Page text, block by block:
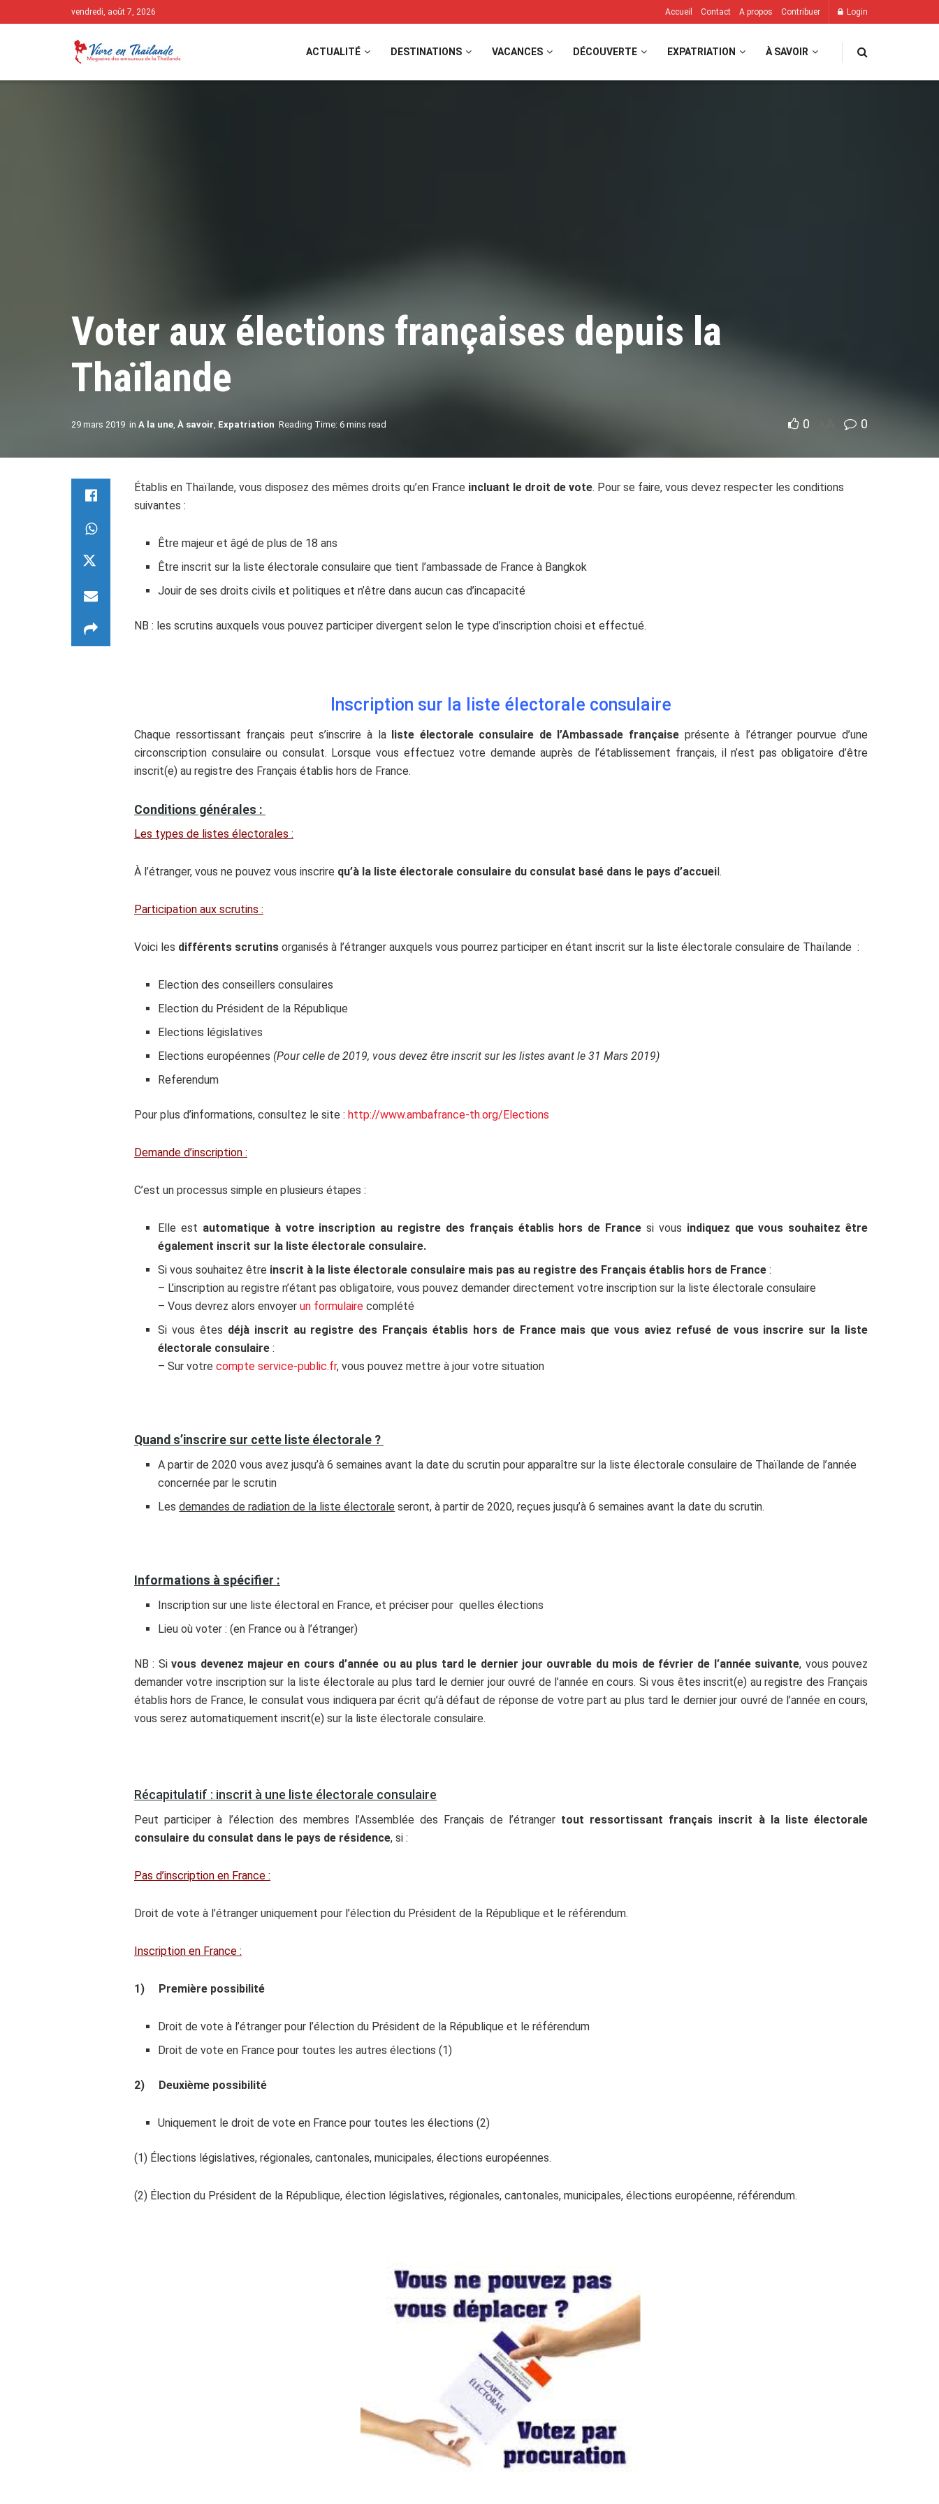
vendredi, août 7, 2026 Accueil Contact A propos Contribuer Login
ACTUALITÉ DESTINATIONS VACANCES DÉCOUVERTE EXPATRIATION À SAVOIR
Voter aux élections françaises depuis la
Thaïlande
29 mars 2019 in A la une, À savoir, Expatriation Reading Time: 6 mins read 0 0
Établis en Thaïlande, vous disposez des mêmes droits qu’en France incluant le droit de vote. Pour se faire, vous devez respecter les conditions
suivantes :
Être majeur et âgé de plus de 18 ans
Être inscrit sur la liste électorale consulaire que tient l’ambassade de France à Bangkok
Jouir de ses droits civils et politiques et n’être dans aucun cas d’incapacité
NB : les scrutins auxquels vous pouvez participer divergent selon le type d’inscription choisi et effectué.
Inscription sur la liste électorale consulaire
Chaque ressortissant français peut s’inscrire à la liste électorale consulaire de l’Ambassade française présente à l’étranger pourvue d’une
circonscription consulaire ou consulat. Lorsque vous effectuez votre demande auprès de l’établissement français, il n’est pas obligatoire d’être
inscrit(e) au registre des Français établis hors de France.
Conditions générales :
Les types de listes électorales :
À l’étranger, vous ne pouvez vous inscrire qu’à la liste électorale consulaire du consulat basé dans le pays d’accuei l.
Participation aux scrutins :
Voici les différents scrutins organisés à l’étranger auxquels vous pourrez participer en étant inscrit sur la liste électorale consulaire de Thaïlande :
Election des conseillers consulaires
Election du Président de la République
Elections législatives
Elections européennes (Pour celle de 2019, vous devez être inscrit sur les listes avant le 31 Mars 2019)
Referendum
Pour plus d’informations, consultez le site : http://www.ambafrance-th.org/Elections
Demande d’inscription :
C’est un processus simple en plusieurs étapes :
Elle est automatique à votre inscription au registre des français établis hors de France si vous indiquez que vous souhaitez être
également inscrit sur la liste électorale consulaire.
Si vous souhaitez être inscrit à la liste électorale consulaire mais pas au registre des Français établis hors de France :
– L’inscription au registre n’étant pas obligatoire, vous pouvez demander directement votre inscription sur la liste électorale consulaire
– Vous devrez alors envoyerun formulaire complété
Si vous êtes déjà inscrit au registre des Français établis hors de France mais que vous aviez refusé de vous inscrire sur la liste
électorale consulaire :
– Sur votrecompte service-public.fr, vous pouvez mettre à jour votre situation
Quand s’inscrire sur cette liste électorale ?
A partir de 2020 vous avez jusqu’à 6 semaines avant la date du scrutin pour apparaître sur la liste électorale consulaire de Thaïlande de l’année
concernée par le scrutin
Lesdemandes de radiation de la liste électorale seront, à partir de 2020, reçues jusqu’à 6 semaines avant la date du scrutin.
Informations à spécifier :
Inscription sur une liste électoral en France, et préciser pour quelles élections
Lieu où voter : (en France ou à l’étranger)
NB : Sivous devenez majeur en cours d’année ou au plus tard le dernier jour ouvrable du mois de février de l’année suivante, vous pouvez
demander votre inscription sur la liste électorale au plus tard le dernier jour ouvré de l’année en cours. Si vous êtes inscrit(e) au registre des Français
établis hors de France, le consulat vous indiquera par écrit qu’à défaut de réponse de votre part au plus tard le dernier jour ouvré de l’année en cours,
vous serez automatiquement inscrit(e) sur la liste électorale consulaire.
Récapitulatif : inscrit à une liste électorale consulaire
Peut participer à l’élection des membres l’Assemblée des Français de l’étranger tout ressortissant français inscrit à la liste électorale
consulaire du consulat dans le pays de résidence, si :
Pas d’inscription en France :
Droit de vote à l’étranger uniquement pour l’élection du Président de la République et le référendum.
Inscription en France :
1) Première possibilité
Droit de vote à l’étranger pour l’élection du Président de la République et le référendum
Droit de vote en France pour toutes les autres élections (1)
2) Deuxième possibilité
Uniquement le droit de vote en France pour toutes les élections (2)
(1) Élections législatives, régionales, cantonales, municipales, élections européennes.
(2) Élection du Président de la République, élection législatives, régionales, cantonales, municipales, élections européenne, référendum.